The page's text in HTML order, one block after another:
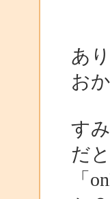
あ
お
す
だ
「